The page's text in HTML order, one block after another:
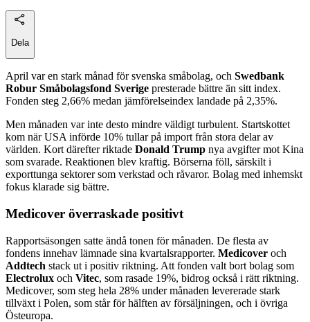
Dela
April var en stark månad för svenska småbolag, och Swedbank
Robur Småbolagsfond Sverige presterade bättre än sitt index.
Fonden steg 2,66% medan jämförelseindex landade på 2,35%.
Men månaden var inte desto mindre väldigt turbulent. Startskottet
kom när USA införde 10% tullar på import från stora delar av
världen. Kort därefter riktade Donald Trump nya avgifter mot Kina
som svarade. Reaktionen blev kraftig. Börserna föll, särskilt i
exporttunga sektorer som verkstad och råvaror. Bolag med inhemskt
fokus klarade sig bättre.
Medicover överraskade positivt
Rapportsäsongen satte ändå tonen för månaden. De flesta av
fondens innehav lämnade sina kvartalsrapporter. Medicover och
Addtech stack ut i positiv riktning. Att fonden valt bort bolag som
Electrolux och Vitec, som rasade 19%, bidrog också i rätt riktning.
Medicover, som steg hela 28% under månaden levererade stark
tillväxt i Polen, som står för hälften av försäljningen, och i övriga
Östeuropa.